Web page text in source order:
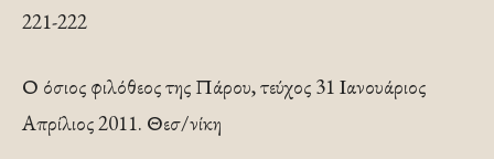
221-222
Ο όσιος φιλόθεος της Πάρου, τεύχος 31 Ιανουάριος
Απρίλιος 2011. Θεσ/νίκη